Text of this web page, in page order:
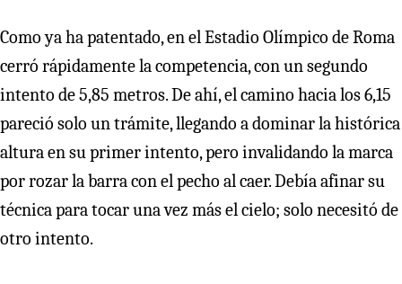
Como ya ha patentado, en el Estadio Olímpico de Roma
cerró rápidamente la competencia, con un segundo
intento de 5,85 metros. De ahí, el camino hacia los 6,15
pareció solo un trámite, llegando a dominar la histórica
altura en su primer intento, pero invalidando la marca
por rozar la barra con el pecho al caer. Debía afinar su
técnica para tocar una vez más el cielo; solo necesitó de
otro intento.